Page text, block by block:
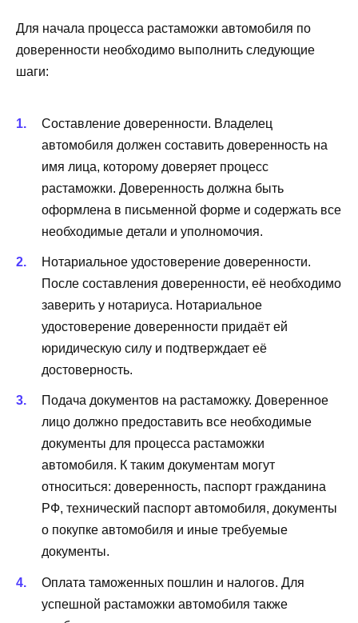
Для начала процесса растаможки автомобиля по
доверенности необходимо выполнить следующие
шаги:
Составление доверенности. Владелец
автомобиля должен составить доверенность на
имя лица, которому доверяет процесс
растаможки. Доверенность должна быть
оформлена в письменной форме и содержать все
необходимые детали и уполномочия.
Нотариальное удостоверение доверенности.
После составления доверенности, её необходимо
заверить у нотариуса. Нотариальное
удостоверение доверенности придаёт ей
юридическую силу и подтверждает её
достоверность.
Подача документов на растаможку. Доверенное
лицо должно предоставить все необходимые
документы для процесса растаможки
автомобиля. К таким документам могут
относиться: доверенность, паспорт гражданина
РФ, технический паспорт автомобиля, документы
о покупке автомобиля и иные требуемые
документы.
Оплата таможенных пошлин и налогов. Для
успешной растаможки автомобиля также